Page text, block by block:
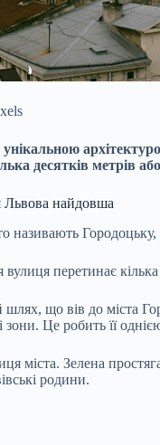
десятків метрів
Львова найдовша
Городоцьку,
перетинає
що вів до міста
зони. Це робить її
міста. Зелена
родини.